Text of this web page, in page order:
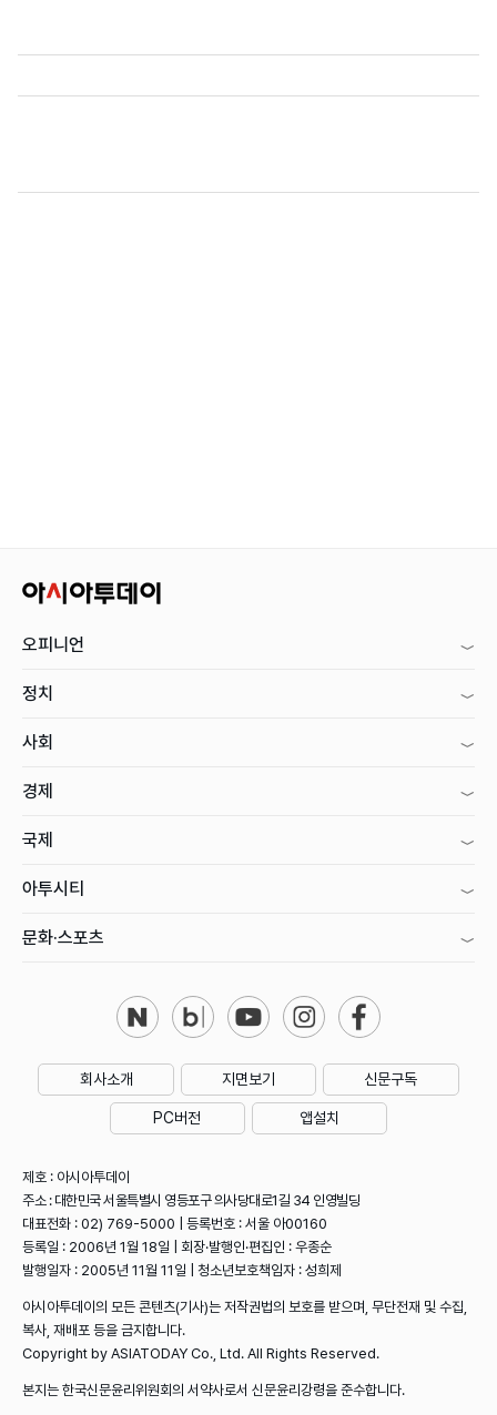
오피니언
정치
사회
경제
국제
아투시티
문화·스포츠
회사소개 지면보기 신문구독
PC버전 앱설치
제호 : 아시아투데이
주소 : 대한민국 서울특별시 영등포구 의사당대로1길 34 인영빌딩
대표전화 : 02) 769-5000 | 등록번호 : 서울 아00160
등록일 : 2006년 1월 18일 | 회장·발행인·편집인 : 우종순
발행일자 : 2005년 11월 11일 | 청소년보호책임자 : 성희제
아시아투데이의 모든 콘텐츠(기사)는 저작권법의 보호를 받으며, 무단전재 및 수집,
복사, 재배포 등을 금지합니다.
Copyright by ASIATODAY Co., Ltd. All Rights Reserved.
본지는 한국신문윤리위원회의 서약사로서 신문윤리강령을 준수합니다.